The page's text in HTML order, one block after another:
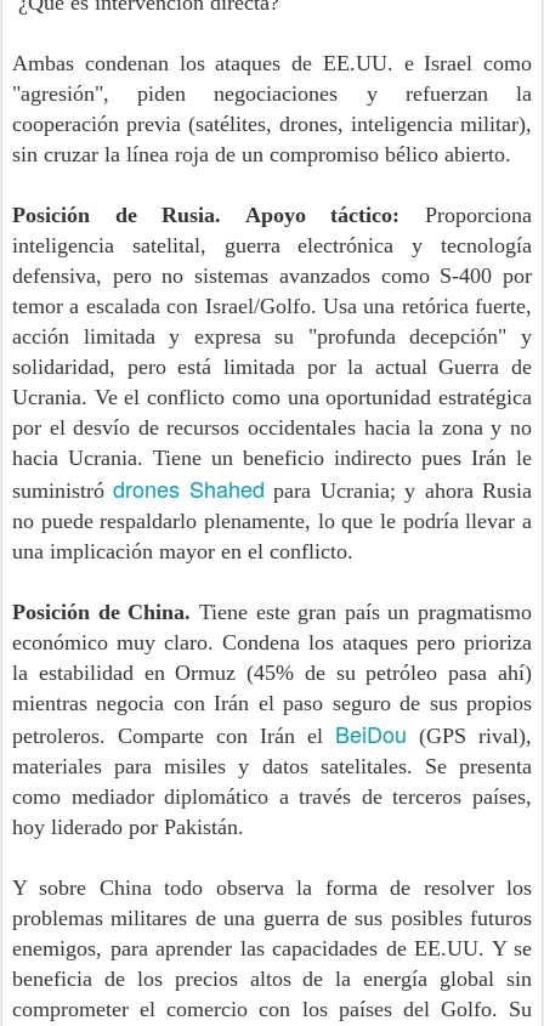
Ambas condenan los ataques de EE.UU. e Israel como
"agresión", piden negociaciones y refuerzan la
cooperación previa (satélites, drones, inteligencia militar),
sin cruzar la línea roja de un compromiso bélico abierto.
Posición de Rusia. Apoyo táctico: Proporciona
inteligencia satelital, guerra electrónica y tecnología
defensiva, pero no sistemas avanzados como S-400 por
temor a escalada con Israel/Golfo. Usa una retórica fuerte,
acción limitada y expresa su "profunda decepción" y
solidaridad, pero está limitada por la actual Guerra de
Ucrania. Ve el conflicto como una oportunidad estratégica
por el desvío de recursos occidentales hacia la zona y no
hacia Ucrania. Tiene un beneficio indirecto pues Irán le
suministródrones Shahed para Ucrania; y ahora Rusia
no puede respaldarlo plenamente, lo que le podría llevar a
una implicación mayor en el conflicto.
Posición de China. Tiene este gran país un pragmatismo
económico muy claro. Condena los ataques pero prioriza
la estabilidad en Ormuz (45% de su petróleo pasa ahí)
mientras negocia con Irán el paso seguro de sus propios
petroleros. Comparte con Irán el BeiDou (GPS rival),
materiales para misiles y datos satelitales. Se presenta
como mediador diplomático a través de terceros países,
hoy liderado por Pakistán.
Y sobre China todo observa la forma de resolver los
problemas militares de una guerra de sus posibles futuros
enemigos, para aprender las capacidades de EE.UU. Y se
beneficia de los precios altos de la energía global sin
comprometer el comercio con los países del Golfo. Su